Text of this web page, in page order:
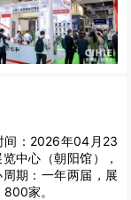
间：2026年04月23
中心（朝阳馆），
期：一年两届，展
家。